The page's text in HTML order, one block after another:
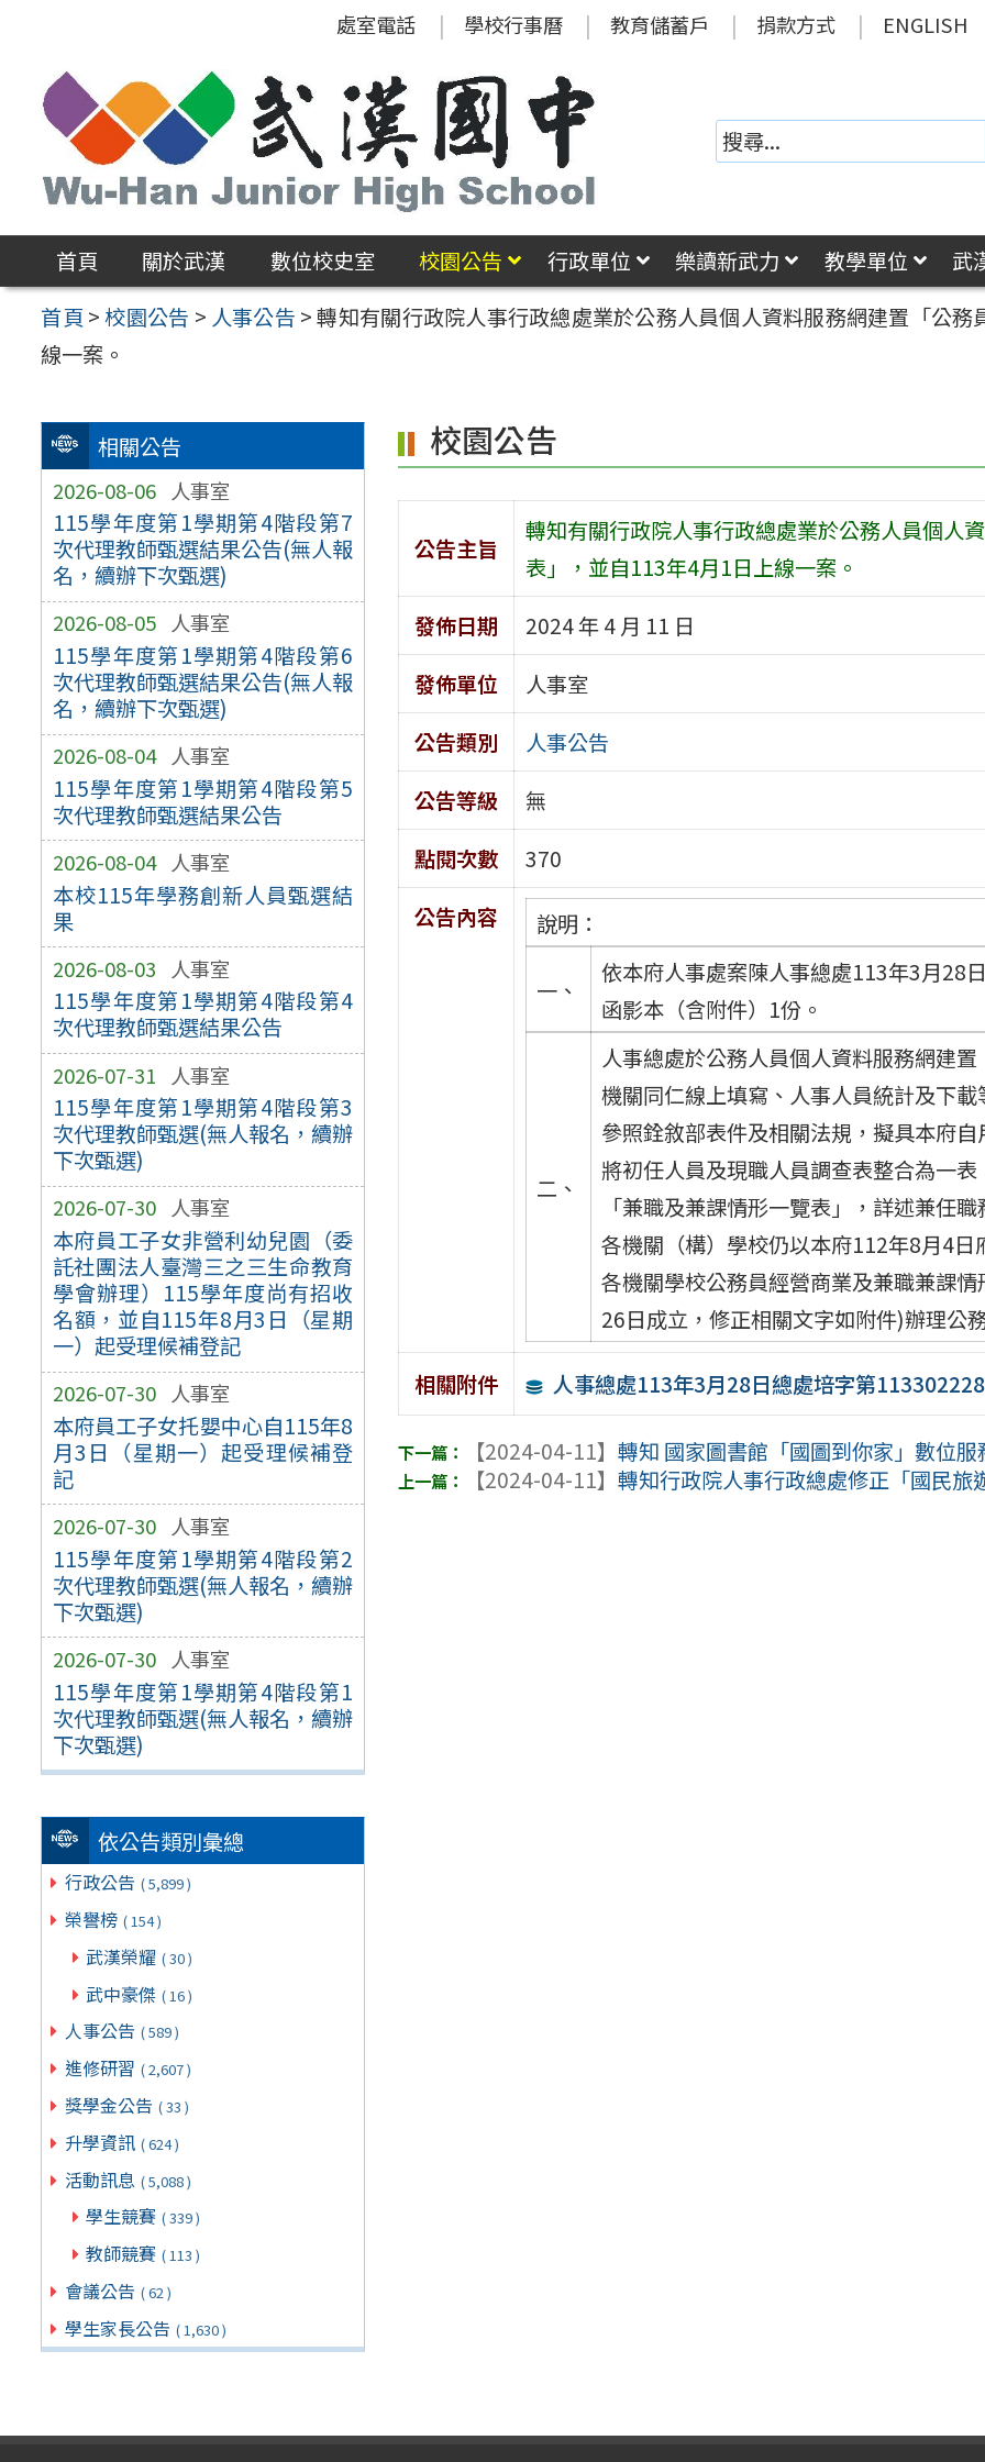
區
處室電話 學校行事曆 教育儲蓄戶 捐款方式 ENGLISH
首頁 關於武漢 數位校史室 校園公告 行政單位 樂讀新武力 教學單位 武
首頁 >校園公告 > 人事公告 >轉知有關行政院人事行政總處業於公務人員個人資料服務網建置「公
線一案。
相關公告
2026-08-06 人事室
115學年度第1學期第4階段第7
次代理教師甄選結果公告(無人報
名，續辦下次甄選)
2026-08-05 人事室
115學年度第1學期第4階段第6
次代理教師甄選結果公告(無人報
名，續辦下次甄選)
2026-08-04 人事室
115學年度第1學期第4階段第5
次代理教師甄選結果公告
2026-08-04 人事室
本校115年學務創新人員甄選結
果
2026-08-03 人事室
115學年度第1學期第4階段第4
次代理教師甄選結果公告
2026-07-31 人事室
115學年度第1學期第4階段第3
次代理教師甄選(無人報名，續辦
下次甄選)
2026-07-30 人事室
本府員工子女非營利幼兒園（委
託社團法人臺灣三之三生命教育
學會辦理）115學年度尚有招收
名額，並自115年8月3日（星期
一）起受理候補登記
2026-07-30 人事室
本府員工子女托嬰中心自115年8
月3日（星期一）起受理候補登
記
2026-07-30 人事室
115學年度第1學期第4階段第2
次代理教師甄選(無人報名，續辦
下次甄選)
2026-07-30 人事室
115學年度第1學期第4階段第1
次代理教師甄選(無人報名，續辦
下次甄選)
依公告類別彙總
行政公告 ( 5,899 )
榮譽榜 ( 154 )
武漢榮耀 ( 30 )
武中豪傑 ( 16 )
人事公告 ( 589 )
進修研習 ( 2,607 )
獎學金公告 ( 33 )
升學資訊 ( 624 )
活動訊息 ( 5,088 )
學生競賽 ( 339 )
教師競賽 ( 113 )
會議公告 ( 62 )
學生家長公告 ( 1,630 )
校園公告
公告主旨
轉知有關行政院人事行政總處業於公務人員個人
表」，並自113年4月1日上線一案。
發佈日期
2024 年 4 月 11 日
發佈單位
人事室
公告類別
人事公告
公告等級
無
點閱次數
370
公告內容
說明：
一、
依本府人事處案陳人事總處113年3月28
函影本（含附件）1份。
二、
人事總處於公務人員個人資料服務網建
機關同仁線上填寫、人事人員統計及下
參照銓敘部表件及相關法規，擬具本府
將初任人員及現職人員調查表整合為一
「兼職及兼課情形一覽表」，詳述兼任
各機關（構）學校仍以本府112年8月4
各機關學校公務員經營商業及兼職兼課
26日成立，修正相關文字如附件)辦理公
相關附件 人事總處113年3月28日總處培字第
【2024-04-11】轉知 國家圖書館「國圖到你家」數位服
【2024-04-11】轉知行政院人事行政總處修正「國民旅